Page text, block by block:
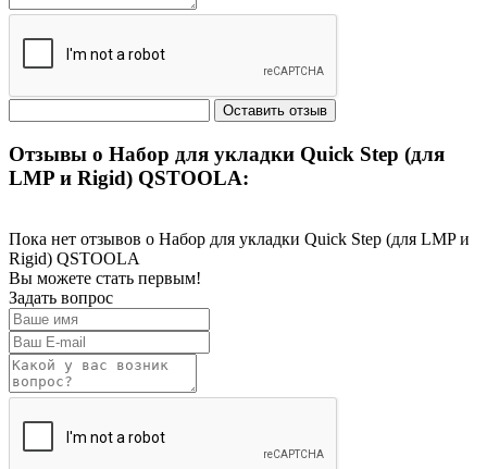
Отзывы о Набор для укладки Quick Step (для
LMP и Rigid) QSTOOLA:
Пока нет отзывов о Набор для укладки Quick Step (для LMP и
Rigid) QSTOOLA
Вы можете стать первым!
Задать вопрос